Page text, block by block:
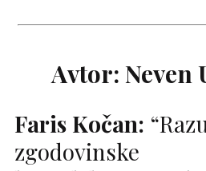
Avtor: Neven
Faris Kočan:
zgodovinske